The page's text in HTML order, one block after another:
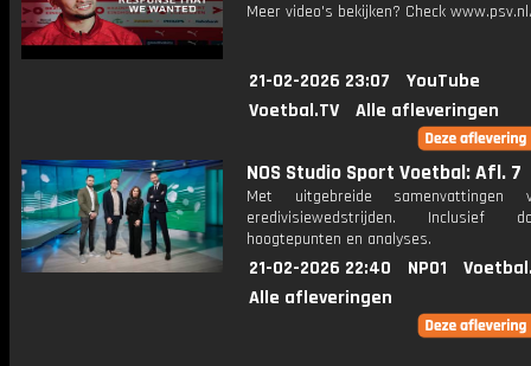
Meer video's bekijken? Check
21-02-2026 23:07
YouTube
Voetbal.TV
Alle afleveringen
NOS Studio Sport Voetbal: Afl. 7
Met uitgebreide samenvattingen
eredivisiewedstrijden. Inclusief
hoogtepunten en analyses.
21-02-2026 22:40 NPO1
Alle afleveringen